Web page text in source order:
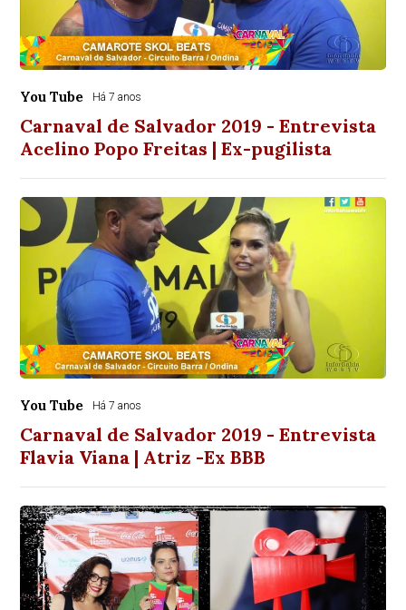
You Tube Há 7 anos
Carnaval de Salvador 2019 - Entrevista
Acelino Popo Freitas | Ex-pugilista
You Tube Há 7 anos
Carnaval de Salvador 2019 - Entrevista
Flavia Viana | Atriz -Ex BBB